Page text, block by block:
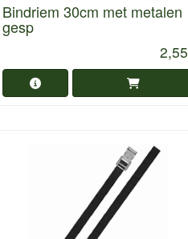
Bindriem 30cm met metalen
gesp
2,55